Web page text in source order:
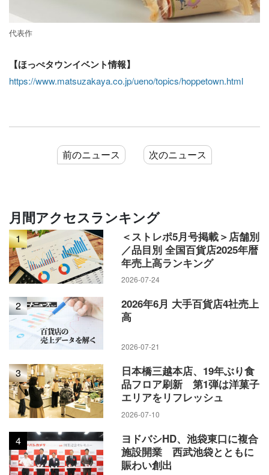
代表作
【ほっぺタウンイベント情報】
https://www.matsuzakaya.co.jp/ueno/topics/hoppetown.html
前のニュース 次のニュース
月間アクセスランキング
1
＜ストレポ5月号掲載＞店舗別
／品目別 全国百貨店2025年暦
年売上高ランキング
2026-07-24
2
2026年6月 大手百貨店4社売上
高
2026-07-21
3
日本橋三越本店、19年ぶり食
品フロア刷新 第1弾は洋菓子
エリアをリフレッシュ
2026-07-10
4
ヨドバシHD、池袋東口に複合
施設開業 西武池袋とともに
賑わい創出